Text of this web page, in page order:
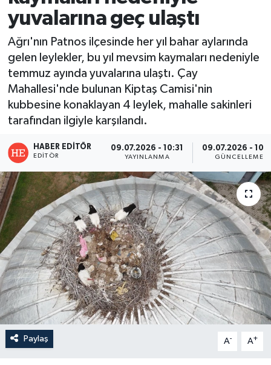
yuvalarına geç ulaştı
Ağrı'nın Patnos ilçesinde her yıl bahar aylarında
gelen leylekler, bu yıl mevsim kaymaları nedeniyle
temmuz ayında yuvalarına ulaştı. Çay
Mahallesi'nde bulunan Kiptaş Camisi'nin
kubbesine konaklayan 4 leylek, mahalle sakinleri
tarafından ilgiyle karşılandı.
HABER EDITÖR
EDITÖR
09.07.2026 - 10:31
YAYINLANMA
09.07.2026 -
GÜNCELLEME
Paylaş A- A+